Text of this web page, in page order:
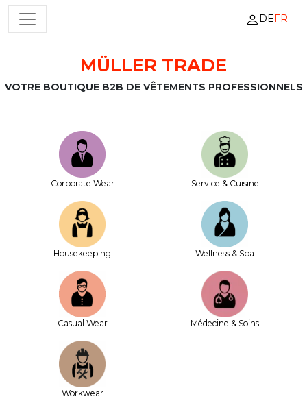
Passer au contenu
NAVIGATION PRINCIPALE DEFR
MÜLLER TRADE
VOTRE BOUTIQUE B2B DE VÊTEMENTS PROFESSIONNELS
Corporate Wear Service & Cuisine
House­keeping Wellness & Spa
Casual Wear Médecine & Soins
Workwear